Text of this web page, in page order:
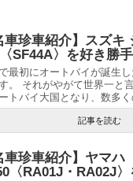
車珍車紹介】スズキ
SF44A〉を好き勝
最初にオートバイが誕生
。 それがやがて世界一と
トバイ大国となり、数多
記事を読む
車珍車紹介】ヤマハ
〈RA01J・RA02J